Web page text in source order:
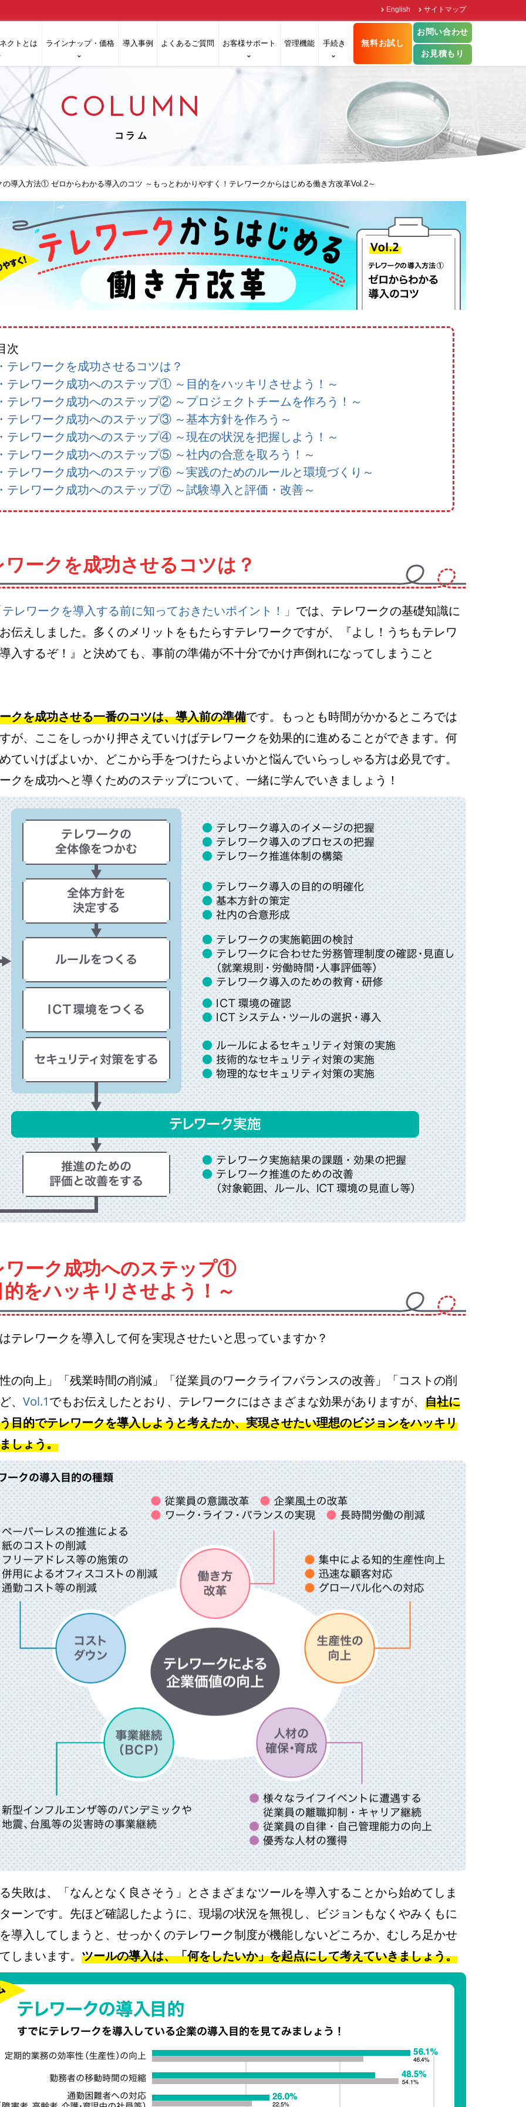
English サイトマップ
クトとは ラインナップ・価格 導入事例 よくあるご質問 お客様サポート 管理機能 手続き 無料お試し
お問い合わせ
お見積もり
COLUMN
コラム
の導入方法① ゼロからわかる導入のコツ ～もっとわかりやすく！テレワークからはじめる働き方改革Vol.2～
次
テレワークを成功させるコツは？
テレワーク成功へのステップ① ～目的をハッキリさせよう！～
テレワーク成功へのステップ② ～プロジェクトチームを作ろう！～
テレワーク成功へのステップ③ ～基本方針を作ろう～
テレワーク成功へのステップ④ ～現在の状況を把握しよう！～
テレワーク成功へのステップ⑤ ～社内の合意を取ろう！～
テレワーク成功へのステップ⑥ ～実践のためのルールと環境づくり～
テレワーク成功へのステップ⑦ ～試験導入と評価・改善～
ークを成功させるコツは？
レワークを導入する前に知っておきたいポイント！」 では、テレワークの基礎知識に
伝えしました。多くのメリットをもたらすテレワークですが、『よし！うちもテレワ
入するぞ！』と決めても、事前の準備が不十分でかけ声倒れになってしまうこと
クを成功させる一番のコツは、導入前の準備です。もっとも時間がかかるところでは
が、ここをしっかり押さえていけばテレワークを効果的に進めることができます。何
ていけばよいか、どこから手をつけたらよいかと悩んでいらっしゃる方は必見です。
クを成功へと導くためのステップについて、一緒に学んでいきましょう！
ワーク成功へのステップ①
をハッキリさせよう！～
テレワークを導入して何を実現させたいと思っていますか？
の向上」「残業時間の削減」「従業員のワークライフバランスの改善」「コストの削
、Vol.1でもお伝えしたとおり、テレワークにはさまざまな効果がありますが、自社に
目的でテレワークを導入しようと考えたか、実現させたい理想のビジョンをハッキリ
しょう。
失敗は、「なんとなく良さそう」とさまざまなツールを導入することから始めてしま
ーンです。先ほど確認したように、現場の状況を無視し、ビジョンもなくやみくもに
導入してしまうと、せっかくのテレワーク制度が機能しないどころか、むしろ足かせ
しまいます。ツールの導入は、「何をしたいか」を起点にして考えていきましょう。